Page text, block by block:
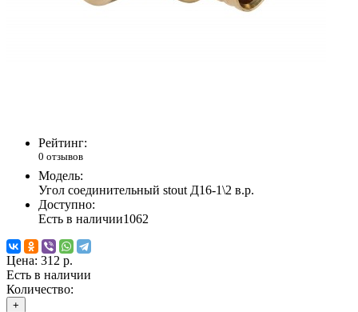
Рейтинг:
0 отзывов
Модель:
Угол соединительный stout Д16-1\2 в.р.
Доступно:
Есть в наличии1062
Цена: 312 р.
Есть в наличии
Количество:
+